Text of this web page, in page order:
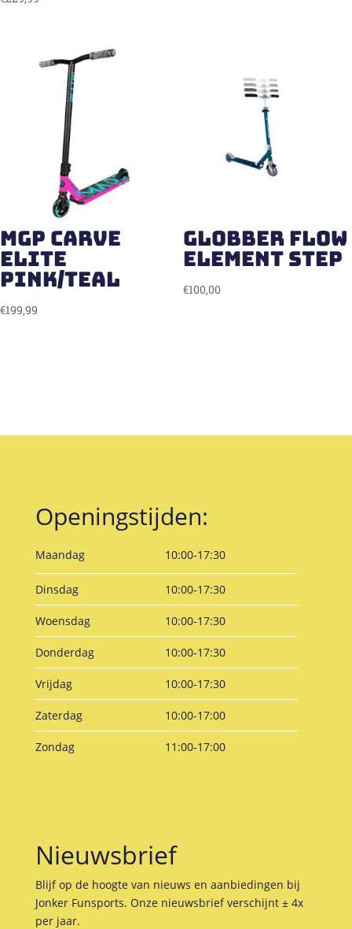
MGP Carve
Elite
pink/teal
€199,99
Globber flow
element step
€100,00
Openingstijden:
Maandag 10:00-17:30
Dinsdag 10:00-17:30
Woensdag 10:00-17:30
Donderdag 10:00-17:30
Vrijdag 10:00-17:30
Zaterdag 10:00-17:00
Zondag 11:00-17:00
Nieuwsbrief
Blijf op de hoogte van nieuws en aanbiedingen bij
Jonker Funsports. Onze nieuwsbrief verschijnt ± 4x
per jaar.